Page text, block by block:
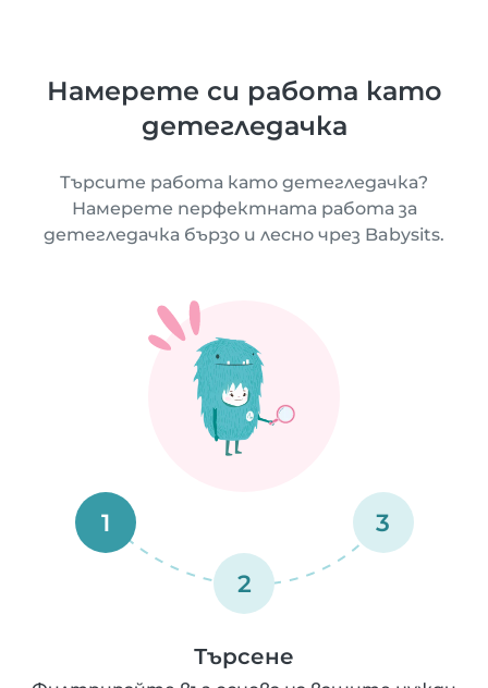
Намерете си работа като
детегледачка
Търсите работа като детегледачка?
Намерете перфектната работа за
детегледачка бързо и лесно чрез Babysits.
1
2
3
Търсене